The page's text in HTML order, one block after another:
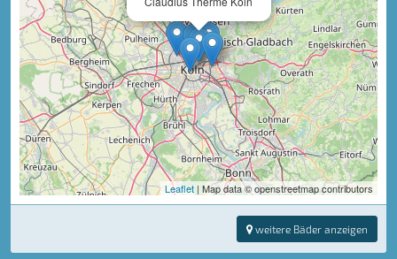
Leaflet | Map data © openstreetmap contributors
weitere Bäder anzeigen